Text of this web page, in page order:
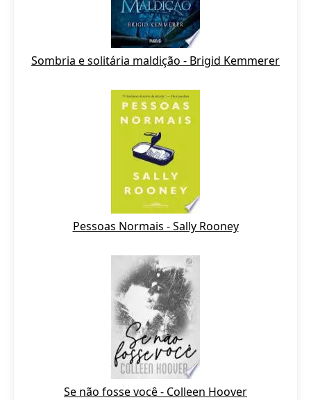
Sombria e solitária maldição - Brigid Kemmerer
Pessoas Normais - Sally Rooney
Se não fosse você - Colleen Hoover